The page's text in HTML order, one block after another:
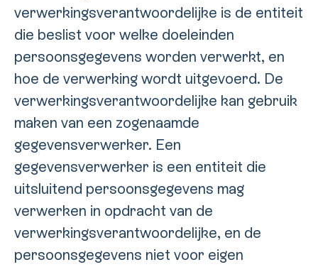
verwerkingsverantwoordelijke is de entiteit
die beslist voor welke doeleinden
persoonsgegevens worden verwerkt, en
hoe de verwerking wordt uitgevoerd. De
verwerkingsverantwoordelijke kan gebruik
maken van een zogenaamde
gegevensverwerker. Een
gegevensverwerker is een entiteit die
uitsluitend persoonsgegevens mag
verwerken in opdracht van de
verwerkingsverantwoordelijke, en de
persoonsgegevens niet voor eigen